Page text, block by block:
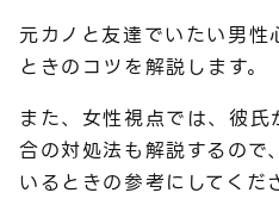
元カノと友達でいたい男性
ときのコツを解説します。
また、女性視点では、彼
合の対処法も解説するので
いるときの参考にしてくだ